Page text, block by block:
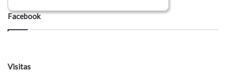
Facebook
Visitas